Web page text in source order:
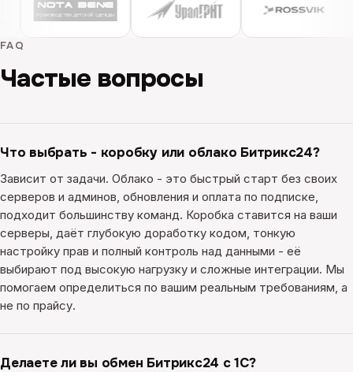
FAQ
Частые вопросы
Что выбрать - коробку или облако Битрикс24?
Зависит от задачи. Облако - это быстрый старт без своих
серверов и админов, обновления и оплата по подписке,
подходит большинству команд. Коробка ставится на ваши
серверы, даёт глубокую доработку кодом, тонкую
настройку прав и полный контроль над данными - её
выбирают под высокую нагрузку и сложные интеграции. Мы
помогаем определиться по вашим реальным требованиям, а
не по прайсу.
Делаете ли вы обмен Битрикс24 с 1С?